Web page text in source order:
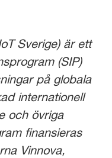
Sverige) är ett
(SIP)
på globala
internationell
och övriga
finansieras
Vinnova,